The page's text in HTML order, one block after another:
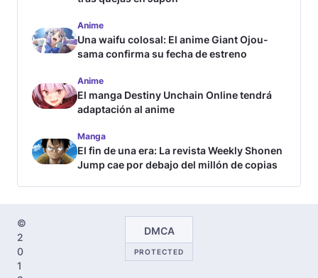
Anime
Una waifu colosal: El anime Giant Ojou-
sama confirma su fecha de estreno
Anime
El manga Destiny Unchain Online tendrá
adaptación al anime
Manga
El fin de una era: La revista Weekly Shonen
Jump cae por debajo del millón de copias
©
2
0
1
DMCA
PROTECTED